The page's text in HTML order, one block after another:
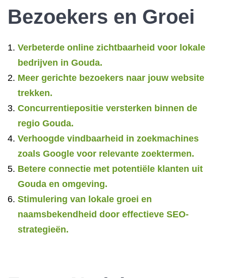
Bezoekers en Groei
Verbeterde online zichtbaarheid voor lokale
bedrijven in Gouda.
Meer gerichte bezoekers naar jouw website
trekken.
Concurrentiepositie versterken binnen de
regio Gouda.
Verhoogde vindbaarheid in zoekmachines
zoals Google voor relevante zoektermen.
Betere connectie met potentiële klanten uit
Gouda en omgeving.
Stimulering van lokale groei en
naamsbekendheid door effectieve SEO-
strategieën.